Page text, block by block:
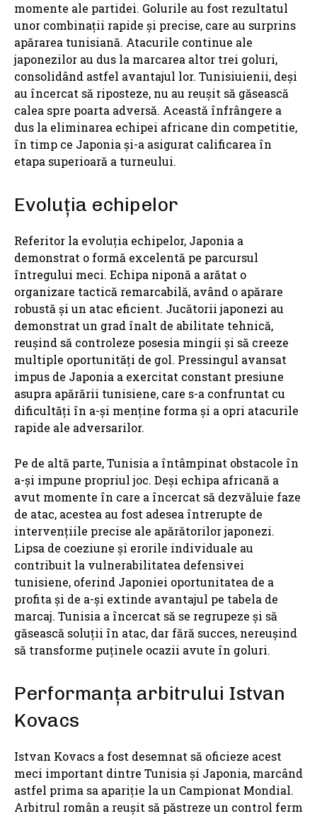
momente ale partidei. Golurile au fost rezultatul
unor combinații rapide și precise, care au surprins
apărarea tunisiană. Atacurile continue ale
japonezilor au dus la marcarea altor trei goluri,
consolidând astfel avantajul lor. Tunisiuienii, deși
au încercat să riposteze, nu au reușit să găsească
calea spre poarta adversă. Această înfrângere a
dus la eliminarea echipei africane din competitie,
în timp ce Japonia și-a asigurat calificarea în
etapa superioară a turneului.
Evoluția echipelor
Referitor la evoluția echipelor, Japonia a
demonstrat o formă excelentă pe parcursul
întregului meci. Echipa niponă a arătat o
organizare tactică remarcabilă, având o apărare
robustă și un atac eficient. Jucătorii japonezi au
demonstrat un grad înalt de abilitate tehnică,
reușind să controleze posesia mingii și să creeze
multiple oportunități de gol. Pressingul avansat
impus de Japonia a exercitat constant presiune
asupra apărării tunisiene, care s-a confruntat cu
dificultăți în a-și menține forma și a opri atacurile
rapide ale adversarilor.
Pe de altă parte, Tunisia a întâmpinat obstacole în
a-și impune propriul joc. Deși echipa africană a
avut momente în care a încercat să dezvăluie faze
de atac, acestea au fost adesea întrerupte de
intervențiile precise ale apărătorilor japonezi.
Lipsa de coeziune și erorile individuale au
contribuit la vulnerabilitatea defensivei
tunisiene, oferind Japoniei oportunitatea de a
profita și de a-și extinde avantajul pe tabela de
marcaj. Tunisia a încercat să se regrupeze și să
găsească soluții în atac, dar fără succes, nereușind
să transforme puținele ocazii avute în goluri.
Performanța arbitrului Istvan
Kovacs
Istvan Kovacs a fost desemnat să oficieze acest
meci important dintre Tunisia și Japonia, marcând
astfel prima sa apariție la un Campionat Mondial.
Arbitrul român a reușit să păstreze un control ferm